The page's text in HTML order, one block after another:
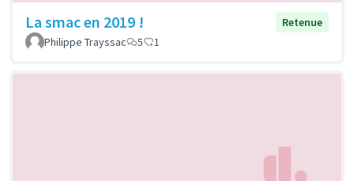
La smac en 2019 !
Retenue
Philippe Trayssac
5 1